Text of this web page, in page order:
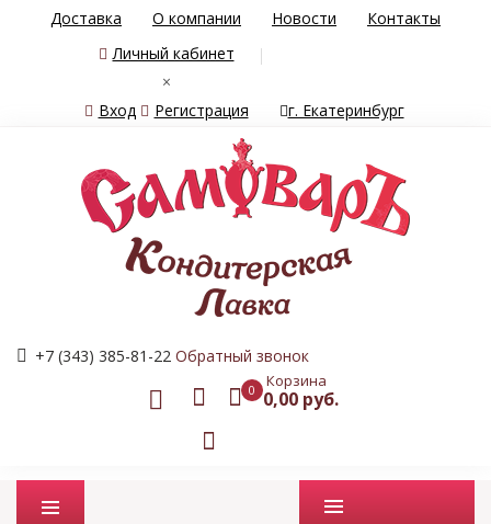
Доставка О компании Новости
Контакты
Личный кабинет
×
Вход
Регистрация г. Екатеринбург
+7 (343) 385-81-22 Обратный звонок
0 Корзина
0,00 руб.